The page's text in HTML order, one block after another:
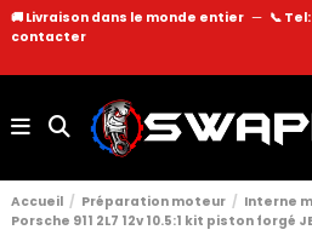
🚚 Livraison dans le monde entier — 📞
contacter
Accueil Préparation moteur Interne
Porsche 911 2L7 12v 10.5:1 kit piston forgé